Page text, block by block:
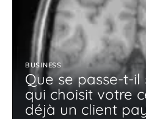
BUSINESS
Que se passe-t-
qui choisit votre
déjà un client